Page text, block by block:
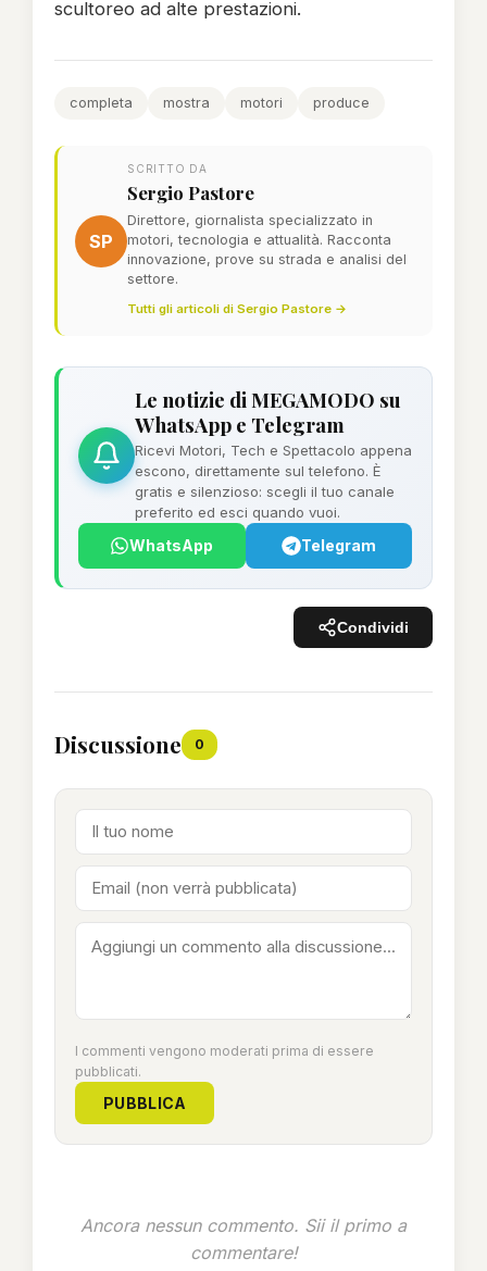
scultoreo ad alte prestazioni.
completa mostra motori produce
SP
SCRITTO DA
Sergio Pastore
Direttore, giornalista specializzato in
motori, tecnologia e attualità. Racconta
innovazione, prove su strada e analisi del
settore.
Tutti gli articoli di Sergio Pastore →
Le notizie di MEGAMODO su
WhatsApp e Telegram
Ricevi Motori, Tech e Spettacolo appena
escono, direttamente sul telefono. È
gratis e silenzioso: scegli il tuo canale
preferito ed esci quando vuoi.
WhatsApp Telegram
Condividi
Discussione 0
I commenti vengono moderati prima di essere
pubblicati.
PUBBLICA
Ancora nessun commento. Sii il primo a
commentare!